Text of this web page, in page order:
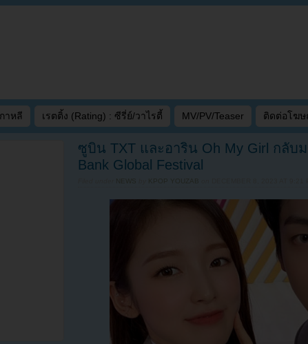
าหลี เรตติ้ง (Rating) : ซีรี่ย์/วาไรตี้ MV/PV/Teaser ติดต่อโฆ
ซูบิน TXT และอาริน Oh My Girl กลับ
Bank Global Festival
NEWS KPOP YOUZAB